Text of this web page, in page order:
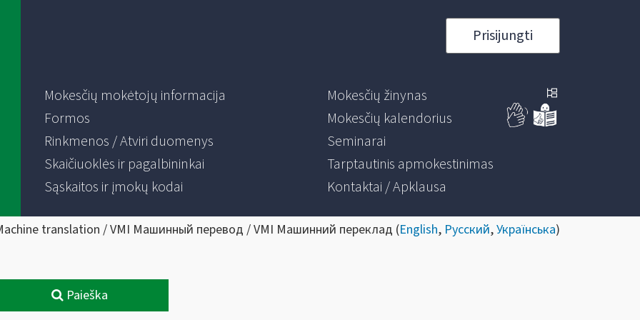
Prisijungti
Mokesčių mokėtojų informacija
Formos
Rinkmenos / Atviri duomenys
Skaičiuoklės ir pagalbininkai
Sąskaitos ir įmokų kodai
Mokesčių žinynas
Mokesčių kalendorius
Seminarai
Tarptautinis apmokestinimas
Kontaktai / Apklausa
translation / VMI Машинный перевод / VMI Машинний переклад (English, Русский,Українська)
Paieška